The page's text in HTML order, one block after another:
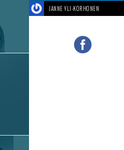
JANNE YLI-KORHONEN